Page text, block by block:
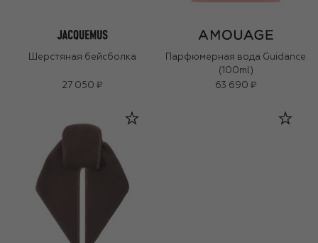
Шерстяная бейсболка
27 050 ₽
Парфюмерная вода Guidance
(100ml)
63 690 ₽